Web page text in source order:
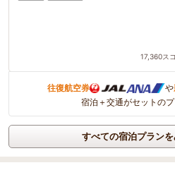
17,360ス
往復航空券 や
宿泊＋交通がセットの
すべての宿泊プランを